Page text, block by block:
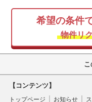
希望の条件
物件リ
【コンテンツ】
トップページ お知らせ